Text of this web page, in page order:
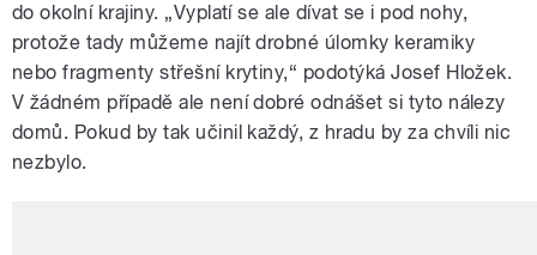
do okolní krajiny. „Vyplatí se ale dívat se i pod nohy,
protože tady můžeme najít drobné úlomky keramiky
nebo fragmenty střešní krytiny,“ podotýká Josef Hložek.
V žádném případě ale není dobré odnášet si tyto nálezy
domů. Pokud by tak učinil každý, z hradu by za chvíli nic
nezbylo.